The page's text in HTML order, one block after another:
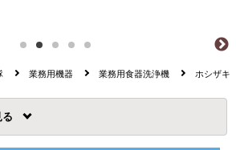
業務用機器 業務用食器洗浄機 ホシザキ